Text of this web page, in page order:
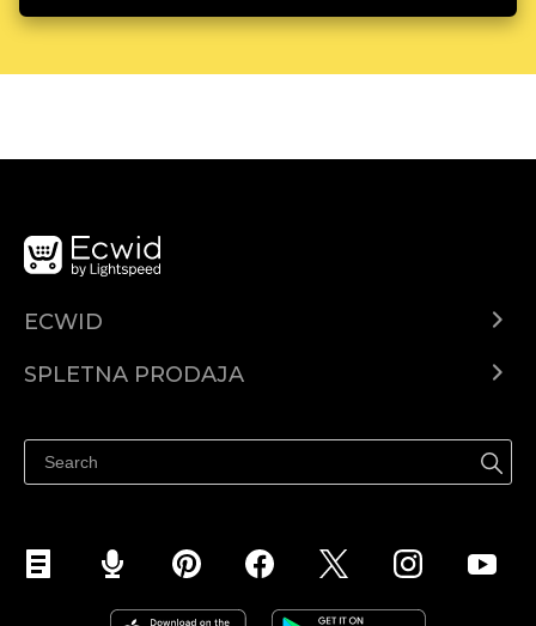
ECWID
SPLETNA PRODAJA
Prodaja na Instagramu